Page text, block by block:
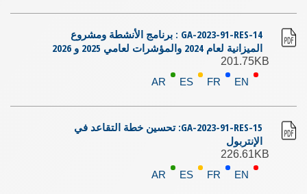
GA-2023-91-RES-14 : برنامج الأنشطة ومشروع
الميزانية لعام 2024 والمؤشرات لعامي 2025 و 2026
201.75KB
EN
FR
ES
AR
GA-2023-91-RES-15: تحسين خطة التقاعد في
الإنتربول
226.61KB
EN
FR
ES
AR